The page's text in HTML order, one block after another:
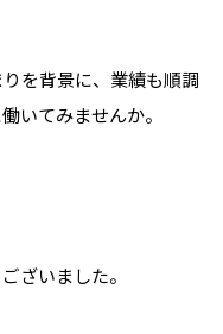
を背景に、業績も順調
いてみませんか。
ざいました。